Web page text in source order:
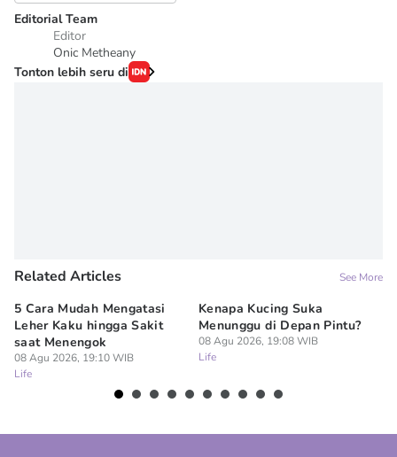
Editorial Team
Editor
Onic Metheany
Tonton lebih seru di
Related Articles See More
5 Cara Mudah Mengatasi
Leher Kaku hingga Sakit
saat Menengok
08 Agu 2026, 19:10 WIB
Life
Kenapa Kucing Suka
Menunggu di Depan Pintu?
08 Agu 2026, 19:08 WIB
Life